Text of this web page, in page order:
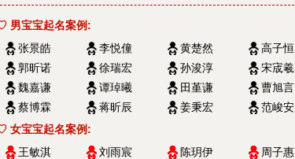
男宝宝起名案例:
张景皓 李悦僮 黄楚然 高子恒
郭昕诺
徐瑞宏 孙浚淳 宋宬羲
魏嘉谦
谭琸曦 田堇谦 曹旭言
蔡博霖
蒋昕辰 姜秉宏 范峻安
女宝宝起名案例:
王敏淇 刘雨宸 陈玥伊 周子惠